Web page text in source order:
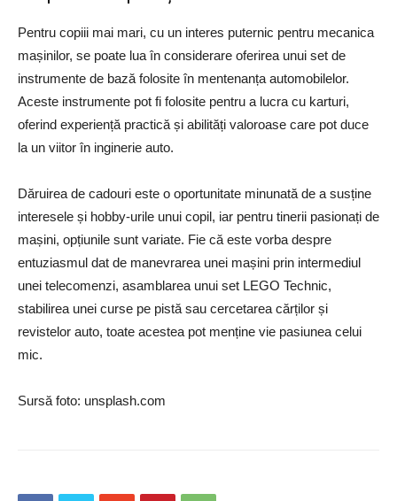
Pentru copiii mai mari, cu un interes puternic pentru mecanica
mașinilor, se poate lua în considerare oferirea unui set de
instrumente de bază folosite în mentenanța automobilelor.
Aceste instrumente pot fi folosite pentru a lucra cu karturi,
oferind experiență practică și abilități valoroase care pot duce
la un viitor în inginerie auto.
Dăruirea de cadouri este o oportunitate minunată de a susține
interesele și hobby-urile unui copil, iar pentru tinerii pasionați de
mașini, opțiunile sunt variate. Fie că este vorba despre
entuziasmul dat de manevrarea unei mașini prin intermediul
unei telecomenzi, asamblarea unui set LEGO Technic,
stabilirea unei curse pe pistă sau cercetarea cărților și
revistelor auto, toate acestea pot menține vie pasiunea celui
mic.
Sursă foto: unsplash.com